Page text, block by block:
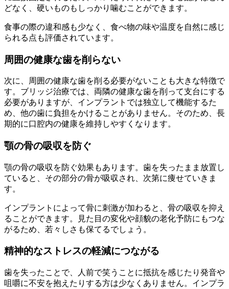
どなく、硬いものもしっかり噛むことができます。
食事の際の違和感も少なく、食べ物の味や温度を自然に感じ
られる点も評価されています。
周囲の健康な歯を削らない
次に、周囲の健康な歯を削る必要がないことも大きな特徴で
す。ブリッジ治療では、両隣の健康な歯を削って支台にする
必要がありますが、インプラントでは独立して機能するた
め、他の歯に負担をかけることがありません。そのため、長
期的に口腔内の健康を維持しやすくなります。
顎の骨の吸収を防ぐ
顎の骨の吸収を防ぐ効果もあります。歯を失ったまま放置し
ていると、その部分の骨が吸収され、次第に痩せていきま
す。
インプラントによって骨に刺激が加わると、骨の吸収を抑え
ることができます。見た目の変化や顔貌の老化予防にもつな
がるため、若々しさも保てるでしょう。
精神的なストレスの軽減につながる
歯を失ったことで、人前で笑うことに抵抗を感じたり発音や
咀嚼に不安を抱えたりする方は少なくありません。インプラ